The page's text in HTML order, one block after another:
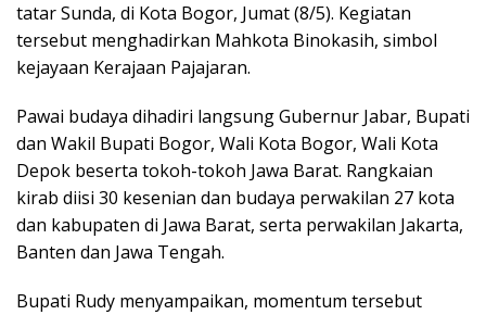
tatar Sunda, di Kota Bogor, Jumat (8/5). Kegiatan
tersebut menghadirkan Mahkota Binokasih, simbol
kejayaan Kerajaan Pajajaran.
Pawai budaya dihadiri langsung Gubernur Jabar, Bupati
dan Wakil Bupati Bogor, Wali Kota Bogor, Wali Kota
Depok beserta tokoh-tokoh Jawa Barat. Rangkaian
kirab diisi 30 kesenian dan budaya perwakilan 27 kota
dan kabupaten di Jawa Barat, serta perwakilan Jakarta,
Banten dan Jawa Tengah.
Bupati Rudy menyampaikan, momentum tersebut